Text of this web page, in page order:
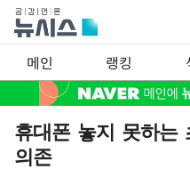
메인 랭킹
휴대폰 놓지 못하는
의존